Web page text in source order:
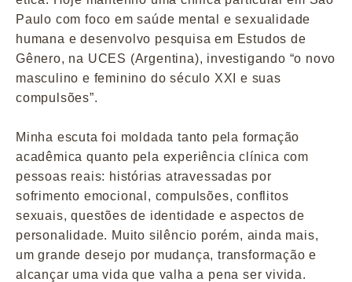
Paulo com foco em saúde mental e sexualidade
humana e desenvolvo pesquisa em Estudos de
Gênero, na UCES (Argentina), investigando “o novo
masculino e feminino do século XXI e suas
compulsões”.
Minha escuta foi moldada tanto pela formação
acadêmica quanto pela experiência clínica com
pessoas reais: histórias atravessadas por
sofrimento emocional, compulsões, conflitos
sexuais, questões de identidade e aspectos de
personalidade. Muito silêncio porém, ainda mais,
um grande desejo por mudança, transformação e
alcançar uma vida que valha a pena ser vivida.